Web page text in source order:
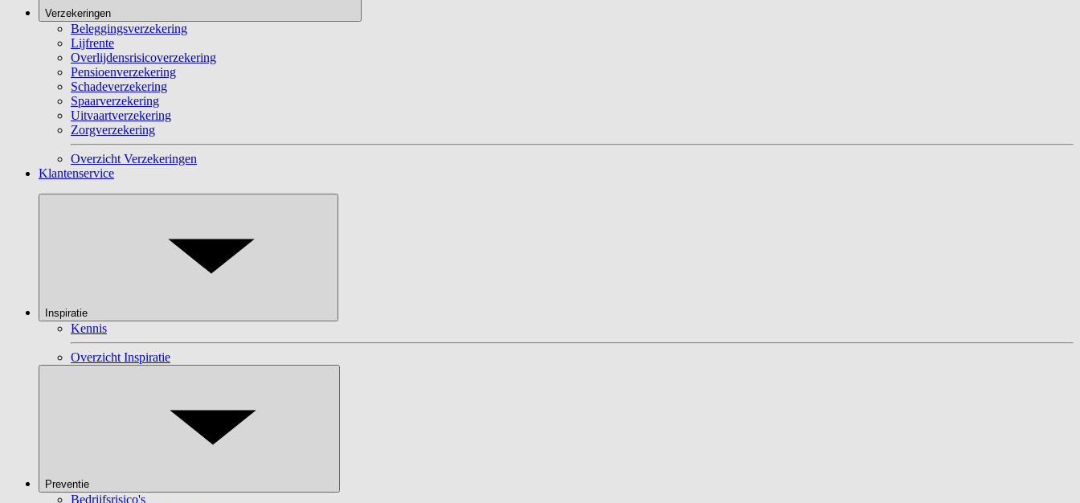
Verzekeringen
Beleggingsverzekering
Lijfrente
Overlijdensrisicoverzekering
Pensioenverzekering
Schadeverzekering
Spaarverzekering
Uitvaartverzekering
Zorgverzekering
Overzicht Verzekeringen
Klantenservice
Inspiratie
Kennis
Overzicht Inspiratie
Preventie
Bedrijfsrisico's